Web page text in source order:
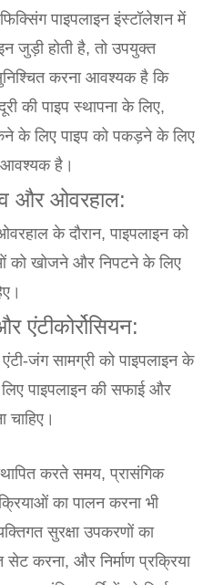
पाइपलाइन इंस्टॉलेशन में
जुड़ी होती है, तो उपयुक्त
करना आवश्यक है कि
की पाइप स्थापना के लिए,
के लिए पाइप को पकड़ने के लिए
आवश्यक है।
और ओवरहाल:
के दौरान, पाइपलाइन को
को खोजने और निपटने के लिए
एंटीकोर्रोसियन:
जंग सामग्री को पाइपलाइन के
पाइपलाइन की सफाई और
चाहिए।
करते समय, प्रासंगिक
का पालन करना भी
सुरक्षा उपकरणों का
करना, और निर्माण प्रक्रिया